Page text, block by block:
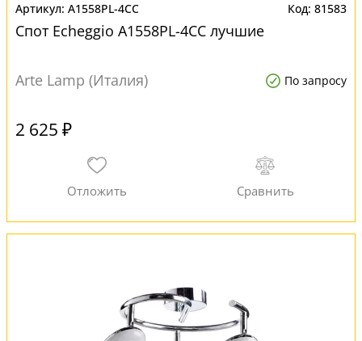
A1558PL-4CC 81583
Спот Echeggio A1558PL-4CC лучшие
Arte Lamp (Италия) По запросу
2 625 ₽